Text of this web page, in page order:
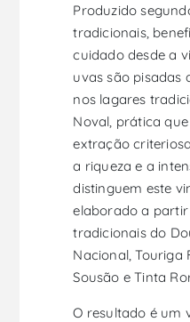
Produzido
tradicionais,
cuidado desde a
uvas são pisadas
nos lagares
Noval, prática
extração
a riqueza e a
distinguem este
elaborado a
tradicionais do
Nacional, Touriga
Sousão e Tinta
O resultado é um